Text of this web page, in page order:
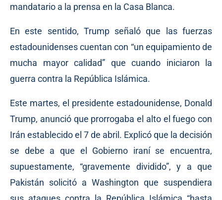
mandatario a la prensa en la Casa Blanca.
En este sentido, Trump señaló que las fuerzas
estadounidenses cuentan con “un equipamiento de
mucha mayor calidad” que cuando iniciaron la
guerra contra la República Islámica.
Este martes, el presidente estadounidense, Donald
Trump, anunció que prorrogaba el alto el fuego con
Irán establecido el 7 de abril. Explicó que la decisión
se debe a que el Gobierno iraní se encuentra,
supuestamente, “gravemente dividido”, y a que
Pakistán solicitó a Washington que suspendiera